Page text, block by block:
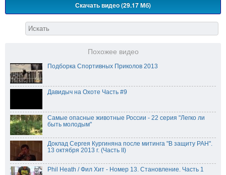
Скачать видео (29.17 Мб)
Похожее видео
Подборка Спортивных Приколов 2013
Давидыч на Охоте Часть #9
Самые опасные животные России - 22 серия "Легко ли
быть молодым"
Доклад Сергея Кургиняна после митинга "В защиту РАН".
13 октября 2013 г. (Часть II)
Phil Heath / Фил Хит - Номер 13. Становление. Часть 1